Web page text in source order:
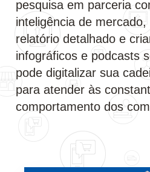
pesquisa em parceria
inteligência de
relatório detalhado e
infográficos e podcasts
pode digitalizar sua
para atender às
comportamento dos